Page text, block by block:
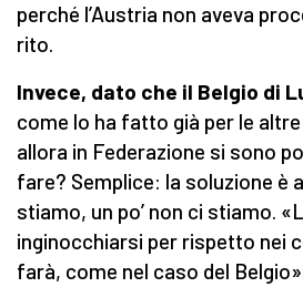
perché l’Austria non aveva
rito.
Invece, dato che il Belgio di
come lo ha fatto già per le
allora in Federazione si sono
fare? Semplice: la soluzione è
stiamo, un po’ non ci stiamo.
inginocchiarsi per rispetto nei
farà, come nel caso del